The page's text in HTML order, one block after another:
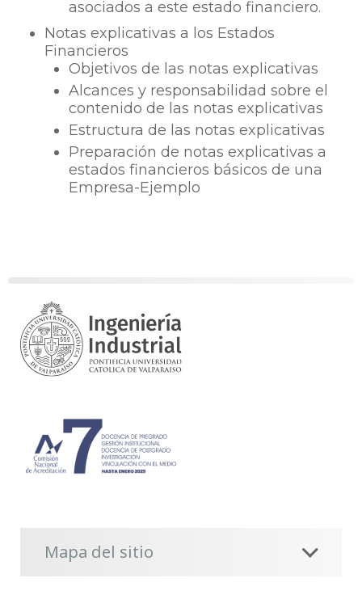
asociados a este estado financiero.
Notas explicativas a los Estados
Financieros
Objetivos de las notas explicativas
Alcances y responsabilidad sobre el
contenido de las notas explicativas
Estructura de las notas explicativas
Preparación de notas explicativas a
estados financieros básicos de una
Empresa-Ejemplo
Mapa del sitio